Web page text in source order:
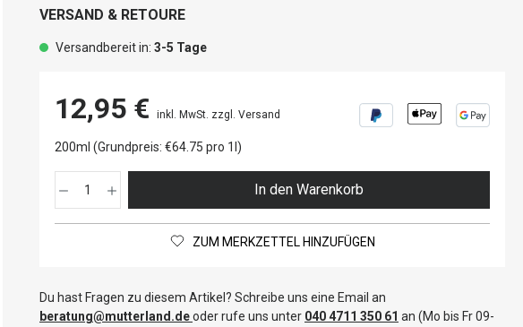
VERSAND & RETOURE
Versandbereit in: 3-5 Tage
12,95 € inkl. MwSt. zzgl. Versand
200ml (Grundpreis: €64.75 pro 1l)
In den Warenkorb
ZUM MERKZETTEL HINZUFÜGEN
Du hast Fragen zu diesem Artikel? Schreibe uns eine Email an
beratung@mutterland.deoder rufe uns unter 040 4711 350 61 an (Mo bis Fr 09-